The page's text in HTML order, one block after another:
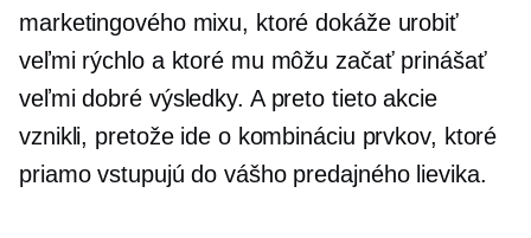
marketingového mixu, ktoré dokáže urobiť
veľmi rýchlo a ktoré mu môžu začať prinášať
veľmi dobré výsledky. A preto tieto akcie
vznikli, pretože ide o kombináciu prvkov, ktoré
priamo vstupujú do vášho predajného lievika.